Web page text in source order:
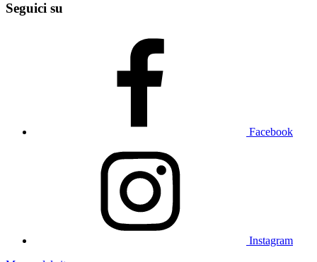
Seguici su
Facebook
Instagram